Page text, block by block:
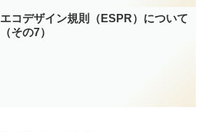
エコデザイン規則（ESPR）について
（その7）